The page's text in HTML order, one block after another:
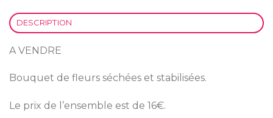
DESCRIPTION
A VENDRE
Bouquet de fleurs séchées et stabilisées.
Le prix de l’ensemble est de 16€.